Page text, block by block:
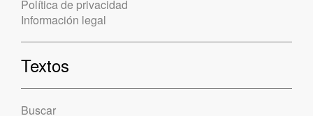
Política de privacidad
Información legal
Textos
Buscar